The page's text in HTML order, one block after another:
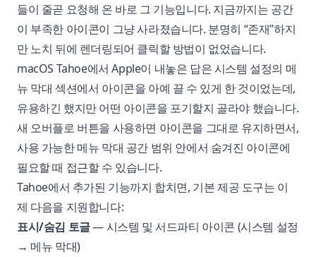
들이 줄곧 요청해 온 바로 그 기능입니다. 지금까지는 공간
이 부족한 아이콘이 그냥 사라졌습니다. 분명히 “존재”하지
만 노치 뒤에 렌더링되어 클릭할 방법이 없었습니다.
macOS Tahoe에서 Apple이 내놓은 답은 시스템 설정의 메
뉴 막대 섹션에서 아이콘을 아예 끌 수 있게 한 것이었는데,
유용하긴 했지만 어떤 아이콘을 포기할지 골라야 했습니다.
새 오버플로 버튼을 사용하면 아이콘을 그대로 유지하면서,
사용 가능한 메뉴 막대 공간 범위 안에서 숨겨진 아이콘에
필요할 때 접근할 수 있습니다.
Tahoe에서 추가된 기능까지 합치면, 기본 제공 도구는 이
제 다음을 지원합니다:
표시/숨김 토글— 시스템 및 서드파티 아이콘 (시스템 설정
→ 메뉴 막대)